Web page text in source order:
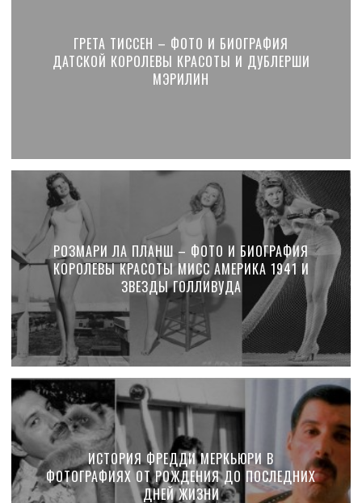
ГРЕТА ТИССЕН – ФОТО И БИОГРАФИЯ
ДАТСКОЙ КОРОЛЕВЫ КРАСОТЫ И ДУБЛЕРШИ
МЭРИЛИН
РОЗМАРИ ЛА ПЛАНШ – ФОТО И БИОГРАФИЯ
КОРОЛЕВЫ КРАСОТЫ МИСС АМЕРИКА 1941 И
ЗВЕЗДЫ ГОЛЛИВУДА
ИСТОРИЯ ФРЕДДИ МЕРКЬЮРИ В
ФОТОГРАФИЯХ ОТ РОЖДЕНИЯ ДО ПОСЛЕДНИХ
ДНЕЙ ЖИЗНИ